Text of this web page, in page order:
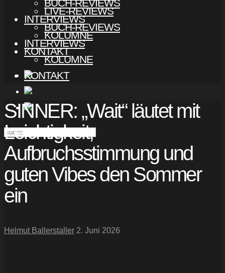
BUCH-REVIEWS
INTERVIEWS
KOLUMNE
KONTAKT
LIVE-REVIEWS
BUCH-REVIEWS
INTERVIEWS
KOLUMNE
KONTAKT
SINNER: „Wait“ läutet mit
Leichtigkeit,
Aufbruchsstimmung und
guten Vibes den Sommer
ein
Helmut Ballerstaller 2. Juni 2026